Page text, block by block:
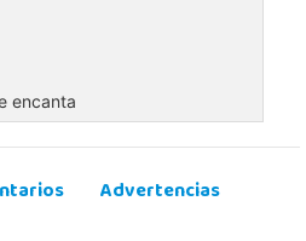
encanta
Advertencias